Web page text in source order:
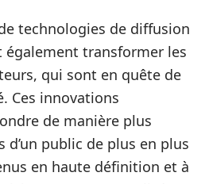
technologies de diffusion
transformer les
qui sont en quête de
Ces innovations
de manière plus
d’un public de plus en plus
en haute définition et à